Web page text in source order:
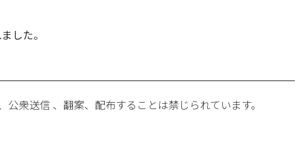
した。
衆送信 、翻案、配布することは禁じられています。